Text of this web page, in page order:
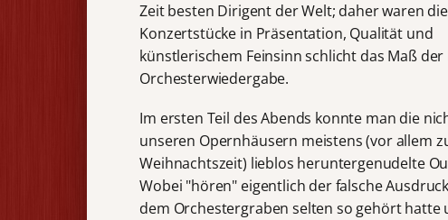
Zeit besten Dirigent der Welt; daher waren
Konzertstücke in Präsentation, Qualität und
künstlerischem Feinsinn schlicht das Maß der
Orchesterwiedergabe.
Im ersten Teil des Abends konnte man die
unseren Opernhäusern meistens (vor allem
Weihnachtszeit) lieblos heruntergenudelte
Wobei "hören" eigentlich der falsche
dem Orchestergraben selten so gehört